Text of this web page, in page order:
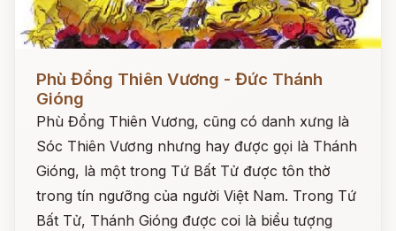
Phù Đổng Thiên Vương - Đức Thánh
Gióng
Phù Đổng Thiên Vương, cũng có danh xưng là
Sóc Thiên Vương nhưng hay được gọi là Thánh
Gióng, là một trong Tứ Bất Tử được tôn thờ
trong tín ngưỡng của người Việt Nam. Trong Tứ
Bất Tử, Thánh Gióng được coi là biểu tượng